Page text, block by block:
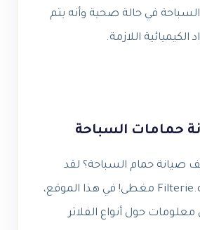
في حالة صحية وأنه يتم
اللازمة.
صيانة حمام السباحة؟ لقد
جعلك موقع Filterie.com مغطى! في هذا الموقع،
حول أنواع الفلاتر